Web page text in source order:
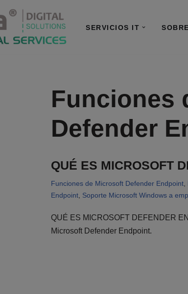
SERVICIOS IT
Funciones
Defender
QUÉ ES MICROSOFT
Funciones de Microsoft Defender Endpoint,
Endpoint, Soporte Microsoft Windows a
QUÉ ES MICROSOFT DEFENDER
Microsoft Defender Endpoint.